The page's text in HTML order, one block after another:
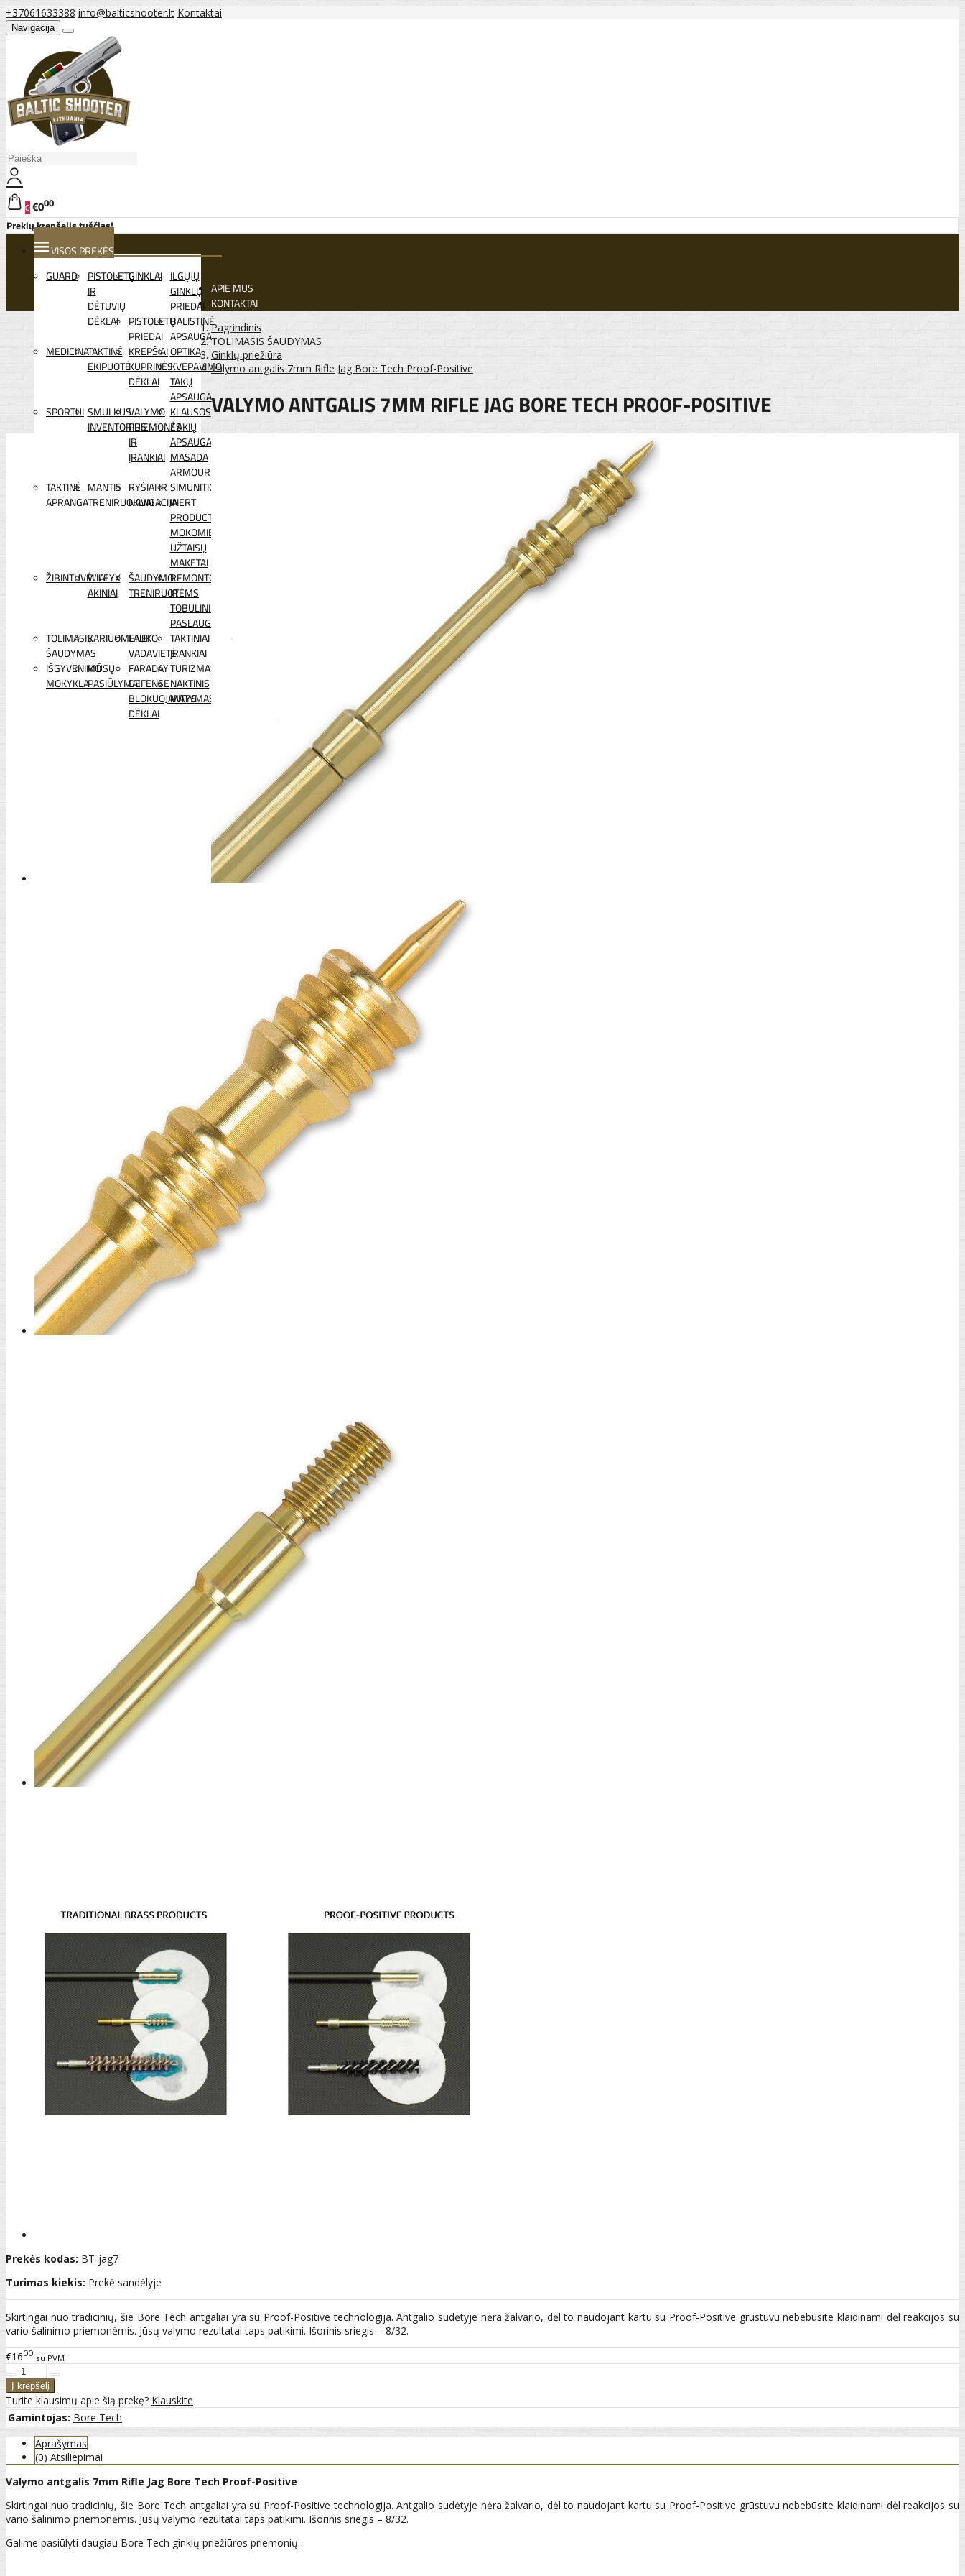
+37061633388 info@balticshooter.lt Kontaktai
Navigacija
0€000
Prekių krepšelis tuščias!
VISOS PREKĖS
GUARD
PISTOLETŲ
IR
DĖTUVIŲ
DĖKLAI
GINKLAI ILGŲJŲ
GINKLŲ
PRIEDAI
PISTOLETŲ
PRIEDAI
BALISTINĖ
APSAUGA
MEDICINATAKTINĖ
EKIPUOTĖ
KREPŠIAI
KUPRINĖS
DĖKLAI
OPTIKA
KVĖPAVIMO
TAKŲ
APSAUGA
SPORTUI SMULKUS
INVENTORIUS
VALYMO
PRIEMONĖS
IR
ĮRANKIAI
KLAUSOS
/ AKIŲ
APSAUGA
MASADA
ARMOUR
TAKTINĖ
APRANGA
MANTIS
TRENIRUOKLIAI
RYŠIAI IR
NAVIGACIJA
SIMUNITION
INERT
PRODUCTS
MOKOMIEJI
UŽTAISŲ
MAKETAI
ŽIBINTUVĖLIAI
WILEYX
AKINIAI
ŠAUDYMO
TRENIRUOTĖMS
REMONTO
IR
TOBULINIMO
PASLAUGOS
TOLIMASIS
ŠAUDYMAS
KARIUOMENEI
LAUKO
VADAVIETĖ
TAKTINIAI
ĮRANKIAI
IŠGYVENIMO
MOKYKLA
MŪSŲ
PASIŪLYMAI
FARADAY
DEFENSE
BLOKUOJANTYS
DĖKLAI
TURIZMAS
NAKTINIS
MATYMAS
APIE MUS
KONTAKTAI
Pagrindinis
TOLIMASIS ŠAUDYMAS
Ginklų priežiūra
Valymo antgalis 7mm Rifle Jag Bore Tech Proof-Positive
VALYMO ANTGALIS 7MM RIFLE JAG BORE TECH PROOF-POSITIVE
Prekės kodas: BT-jag7
Turimas kiekis: Prekė sandėlyje
Skirtingai nuo tradicinių, šie Bore Tech antgaliai yra su Proof-Positive technologija. Antgalio sudėtyje nėra žalvario, dėl to naudojant kartu su Proof-Positive grūstuvu nebebūsite klaidinami dėl reakcijos su
vario šalinimo priemonėmis. Jūsų valymo rezultatai taps patikimi. Išorinis sriegis – 8/32.
€1600 su PVM
Turite klausimų apie šią prekę? Klauskite
Gamintojas: Bore Tech
Aprašymas
(0) Atsiliepimai
Valymo antgalis 7mm Rifle Jag Bore Tech Proof-Positive
Skirtingai nuo tradicinių, šie Bore Tech antgaliai yra su Proof-Positive technologija. Antgalio sudėtyje nėra žalvario, dėl to naudojant kartu su Proof-Positive grūstuvu nebebūsite klaidinami dėl reakcijos su
vario šalinimo priemonėmis. Jūsų valymo rezultatai taps patikimi. Išorinis sriegis – 8/32.
Galime pasiūlyti daugiau Bore Tech ginklų priežiūros priemonių.